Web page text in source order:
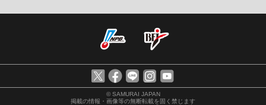
© SAMURAI JAPAN
掲載の情報・画像等の無断転載を固く禁じます